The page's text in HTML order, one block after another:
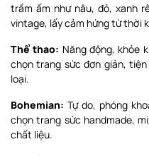
trầm ấm như nâu, đỏ, xanh
vintage, lấy cảm hứng từ thời
Thể thao: Năng động, khỏe
chọn trang sức đơn giản,
loại.
Bohemian: Tự do, phóng
chọn trang sức handmade,
chất liệu.